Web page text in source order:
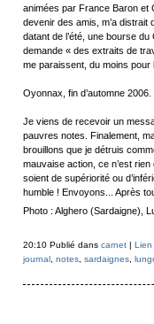
animées par France Baron et
devenir des amis, m’a distrait
datant de l’été, une bourse
demande « des extraits de
me paraissent, du moins pour
Oyonnax, fin d’automne 2006.
Je viens de recevoir un
pauvres notes. Finalement,
brouillons que je détruis
mauvaise action, ce n’est rien
soient de supériorité ou
humble ! Envoyons... Après
Photo : Alghero (Sardaigne),
20:10 Publié dans carnet| Lien
journal, notes, sardaignes,